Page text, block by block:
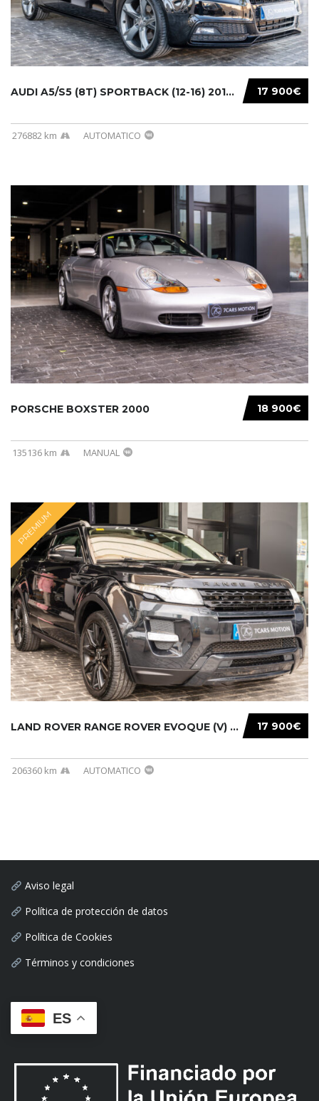
17 900€
AUDI A5/S5 (8T) SPORTBACK (12-16) 2014...
276882 km AUTOMATICO
18 900€
PORSCHE BOXSTER 2000
135136 km MANUAL
PREMIUM
17 900€
LAND ROVER RANGE ROVER EVOQUE (V) (11-15) 20...
206360 km AUTOMATICO
Aviso legal
Política de protección de datos
Política de Cookies
Términos y condiciones
ES